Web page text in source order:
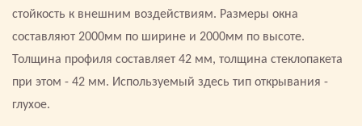
стойкость к внешним воздействиям. Размеры окна
составляют 2000мм по ширине и 2000мм по высоте.
Толщина профиля составляет 42 мм, толщина стеклопакета
при этом - 42 мм. Используемый здесь тип открывания -
глухое.